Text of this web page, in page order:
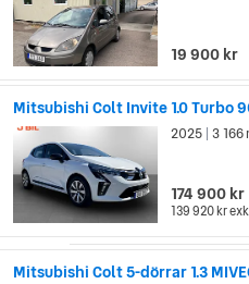
19 900 kr
Mitsubishi Colt Invite 1.0 Turbo
2025 3 166
174 900 kr
139 920 kr
Mitsubishi Colt 5-dörrar 1.3